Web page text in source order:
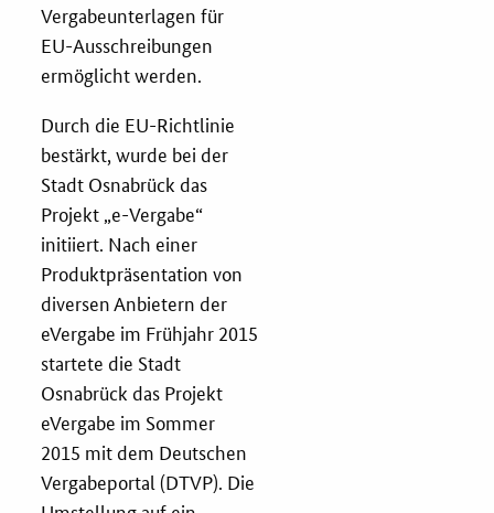
Startups & innovative KMU
Services
Toolbox
E-Learning
KOINNOvationsplatz
Praxisbeispiele
Marketing-Guide
Vergabeunterlagen für
EU-Ausschreibungen
ermöglicht werden.
Durch die EU-Richtlinie
bestärkt, wurde bei der
Stadt Osnabrück das
Projekt „e-Vergabe“
initiiert. Nach einer
Produktpräsentation von
diversen Anbietern der
eVergabe im Frühjahr 2015
startete die Stadt
Osnabrück das Projekt
eVergabe im Sommer
2015 mit dem Deutschen
Vergabeportal (DTVP). Die